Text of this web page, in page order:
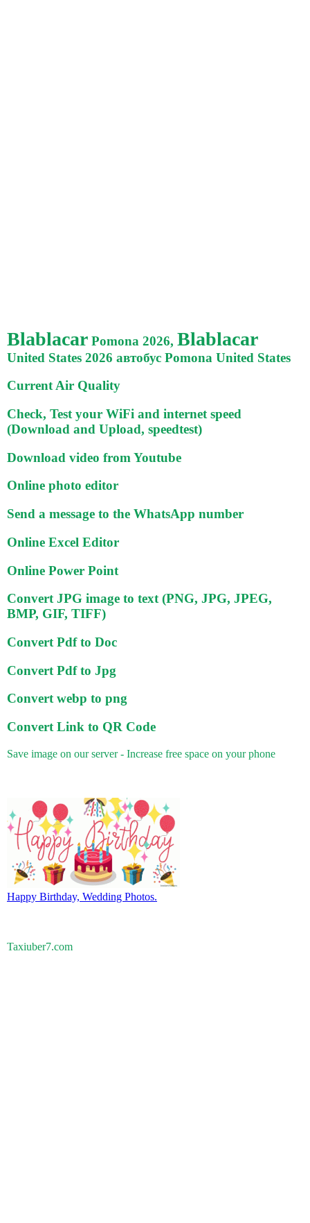
Blablacar Pomona 2026, Blablacar
United States 2026 автобус Pomona United States
Current Air Quality
Check, Test your WiFi and internet speed
(Download and Upload, speedtest)
Download video from Youtube
Online photo editor
Send a message to the WhatsApp number
Online Excel Editor
Online Power Point
Convert JPG image to text (PNG, JPG, JPEG,
BMP, GIF, TIFF)
Convert Pdf to Doc
Convert Pdf to Jpg
Convert webp to png
Convert Link to QR Code
Save image on our server - Increase free space on your phone
Happy Birthday, Wedding Photos.
Taxiuber7.com